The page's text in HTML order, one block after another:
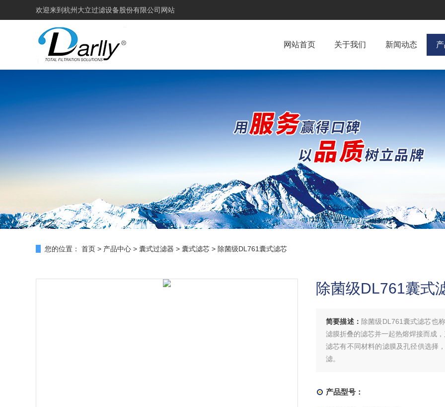
欢迎来到 杭州大立过滤设备股份有限公司网站
网站首页 关于我们 新闻动态
您的位置： 首页 > 产品中心 > 囊式过滤器 > 囊式滤芯 > 除菌级DL761囊式滤芯
除菌级DL761囊式
简要描述： 除菌级DL761囊式滤芯也
滤膜折叠的滤芯并一起热熔焊接而成
滤芯有不同材料的滤膜及孔径供选择
滤。
产品型号：